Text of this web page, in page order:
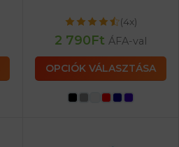
(4x)
2 790Ft ÁFA-val
OPCIÓK VÁLASZTÁSA